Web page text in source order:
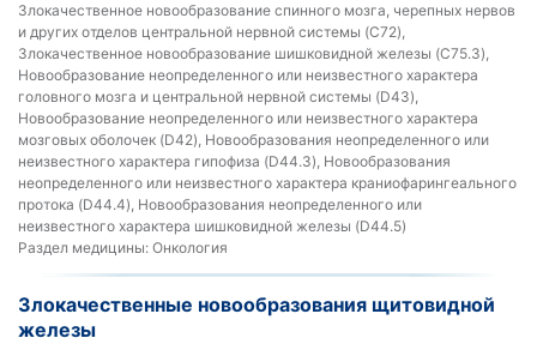
Злокачественное новообразование спинного мозга, черепных нервов
и других отделов центральной нервной системы (C72),
Злокачественное новообразование шишковидной железы (C75.3),
Новообразование неопределенного или неизвестного характера
головного мозга и центральной нервной системы (D43),
Новообразование неопределенного или неизвестного характера
мозговых оболочек (D42), Новообразования неопределенного или
неизвестного характера гипофиза (D44.3), Новообразования
неопределенного или неизвестного характера краниофарингеального
протока (D44.4), Новообразования неопределенного или
неизвестного характера шишковидной железы (D44.5)
Раздел медицины: Онкология
Злокачественные новообразования щитовидной
железы